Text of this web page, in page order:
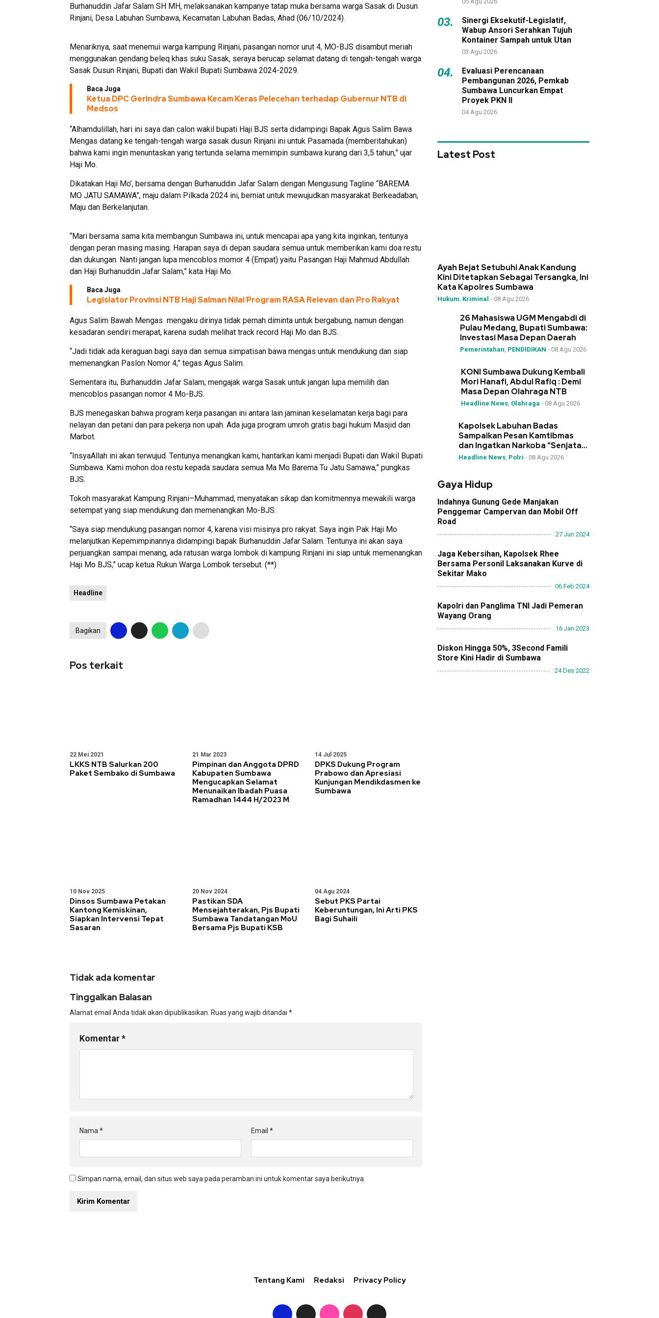
Burhanuddin Jafar Salam SH MH, melaksanakan kampanye tatap muka bersama warga Sasak di Dusun
Rinjani, Desa Labuhan Sumbawa, Kecamatan Labuhan Badas, Ahad (06/10/2024).
Menariknya, saat menemui warga kampung Rinjani, pasangan nomor urut 4, MO-BJS disambut meriah
menggunakan gendang beleq khas suku Sasak, seraya berucap selamat datang di tengah-tengah warga
Sasak Dusun Rinjani, Bupati dan Wakil Bupati Sumbawa 2024-2029.
Baca Juga
Ketua DPC Gerindra Sumbawa Kecam Keras Pelecehan terhadap Gubernur NTB di
Medsos
“Alhamdulillah, hari ini saya dan calon wakil bupati Haji BJS serta didampingi Bapak Agus Salim Bawa
Mengas datang ke tengah-tengah warga sasak dusun Rinjani ini untuk Pasamada (memberitahukan)
bahwa kami ingin menuntaskan yang tertunda selama memimpin sumbawa kurang dari 3,5 tahun,” ujar
Haji Mo.
Dikatakan Haji Mo’, bersama dengan Burhanuddin Jafar Salam dengan Mengusung Tagline “BAREMA
MO JATU SAMAWA”, maju dalam Pilkada 2024 ini, berniat untuk mewujudkan masyarakat Berkeadaban,
Maju dan Berkelanjutan.
“Mari bersama sama kita membangun Sumbawa ini, untuk mencapai apa yang kita inginkan, tentunya
dengan peran masing masing. Harapan saya di depan saudara semua untuk memberikan kami doa restu
dan dukungan. Nanti jangan lupa mencoblos momor 4 (Empat) yaitu Pasangan Haji Mahmud Abdullah
dan Haji Burhanuddin Jafar Salam,” kata Haji Mo.
Baca Juga
Legislator Provinsi NTB Haji Salman Nilai Program RASA Relevan dan Pro Rakyat
Agus Salim Bawah Mengas mengaku dirinya tidak pernah diminta untuk bergabung, namun dengan
kesadaran sendiri merapat, karena sudah melihat track record Haji Mo dan BJS.
“Jadi tidak ada keraguan bagi saya dan semua simpatisan bawa mengas untuk mendukung dan siap
memenangkan Paslon Nomor 4,” tegas Agus Salim.
Sementara itu, Burhanuddin Jafar Salam, mengajak warga Sasak untuk jangan lupa memilih dan
mencoblos pasangan nomor 4 Mo-BJS.
BJS menegaskan bahwa program kerja pasangan ini antara lain jaminan keselamatan kerja bagi para
nelayan dan petani dan para pekerja non upah. Ada juga program umroh gratis bagi hukum Masjid dan
Marbot.
“InsyaAllah ini akan terwujud. Tentunya menangkan kami, hantarkan kami menjadi Bupati dan Wakil Bupati
Sumbawa. Kami mohon doa restu kepada saudara semua Ma Mo Barema Tu Jatu Samawa,” pungkas
BJS.
Tokoh masyarakat Kampung Rinjani–Muhammad, menyatakan sikap dan komitmennya mewakili warga
setempat yang siap mendukung dan memenangkan Mo-BJS.
“Saya siap mendukung pasangan nomor 4, karena visi misinya pro rakyat. Saya ingin Pak Haji Mo
melanjutkan Kepemimpinannya didampingi bapak Burhanuddin Jafar Salam. Tentunya ini akan saya
perjuangkan sampai menang, ada ratusan warga lombok di kampung Rinjani ini siap untuk memenangkan
Haji Mo BJS,” ucap ketua Rukun Warga Lombok tersebut. (**)
Headline
Bagikan
Pos terkait
22 Mei 2021
LKKS NTB Salurkan 200
Paket Sembako di Sumbawa
21 Mar 2023
Pimpinan dan Anggota DPRD
Kabupaten Sumbawa
Mengucapkan Selamat
Menunaikan Ibadah Puasa
Ramadhan 1444 H/2023 M
14 Jul 2025
DPKS Dukung Program
Prabowo dan Apresiasi
Kunjungan Mendikdasmen ke
Sumbawa
10 Nov 2025
Dinsos Sumbawa Petakan
Kantong Kemiskinan,
Siapkan Intervensi Tepat
Sasaran
20 Nov 2024
Pastikan SDA
Mensejahterakan, Pjs Bupati
Sumbawa Tandatangan MoU
Bersama Pjs Bupati KSB
04 Agu 2024
Sebut PKS Partai
Keberuntungan, Ini Arti PKS
Bagi Suhaili
Tidak ada komentar
Tinggalkan Balasan
Alamat email Anda tidak akan dipublikasikan. Ruas yang wajib ditandai *
Komentar*
Nama * Email *
Simpan nama, email, dan situs web saya pada peramban ini untuk komentar saya berikutnya.
03.
Sinergi Eksekutif-Legislatif,
Wabup Ansori Serahkan Tujuh
Kontainer Sampah untuk Utan
03 Agu 2026
04.
Evaluasi Perencanaan
Pembangunan 2026, Pemkab
Sumbawa Luncurkan Empat
Proyek PKN II
04 Agu 2026
Latest Post
Ayah Bejat Setubuhi Anak Kandung
Kini Ditetapkan Sebagai Tersangka, Ini
Kata Kapolres Sumbawa
Hukum, Kriminal - 08 Agu 2026
26 Mahasiswa UGM Mengabdi di
Pulau Medang, Bupati Sumbawa:
Investasi Masa Depan Daerah
Pemerintahan, PENDIDIKAN - 08 Agu 2026
KONI Sumbawa Dukung Kembali
Mori Hanafi, Abdul Rafiq : Demi
Masa Depan Olahraga NTB
Headline News, Olahraga - 08 Agu 2026
Kapolsek Labuhan Badas
Sampaikan Pesan Kamtibmas
dan Ingatkan Narkoba “Senjata
Pemusnah Generasi”
Headline News, Polri - 08 Agu 2026
Gaya Hidup
Indahnya Gunung Gede Manjakan
Penggemar Campervan dan Mobil Off
Road
27 Jun 2024
Jaga Kebersihan, Kapolsek Rhee
Bersama Personil Laksanakan Kurve di
Sekitar Mako
06 Feb 2024
Kapolri dan Panglima TNI Jadi Pemeran
Wayang Orang
16 Jan 2023
Diskon Hingga 50%, 3Second Famili
Store Kini Hadir di Sumbawa
24 Des 2022
Tentang Kami Redaksi Privacy Policy